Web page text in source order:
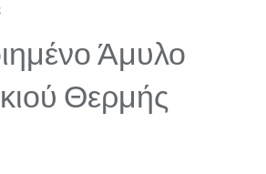
Άμυλο
Θερμής